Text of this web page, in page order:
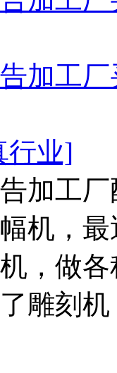
告加工
行业]
加工
机，
，做
雕刻